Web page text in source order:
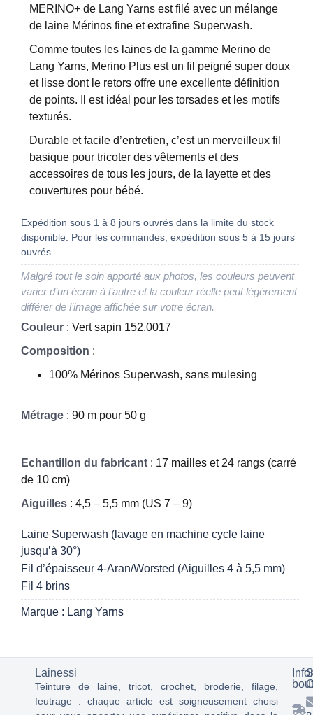
MERINO+ de Lang Yarns est filé avec un mélange
de laine Mérinos fine et extrafine Superwash.
Comme toutes les laines de la gamme Merino de
Lang Yarns, Merino Plus est un fil peigné super doux
et lisse dont le retors offre une excellente définition
de points. Il est idéal pour les torsades et les motifs
texturés.
Durable et facile d’entretien, c’est un merveilleux fil
basique pour tricoter des vêtements et des
accessoires de tous les jours, de la layette et des
couvertures pour bébé.
Expédition sous 1 à 8 jours ouvrés dans la limite du stock
disponible. Pour les commandes, expédition sous 5 à 15 jours
ouvrés.
Malgré tout le soin apporté aux photos, les couleurs peuvent
varier d’un écran à l’autre et la couleur réelle peut légèrement
différer de l’image affichée sur votre écran.
Couleur : Vert sapin 152.0017
Composition :
100% Mérinos Superwash, sans mulesing
Métrage : 90 m pour 50 g
Echantillon du fabricant : 17 mailles et 24 rangs (carré
de 10 cm)
Aiguilles : 4,5 – 5,5 mm (US 7 – 9)
Laine Superwash (lavage en machine cycle laine
jusqu’à 30°)
Fil d’épaisseur 4-Aran/Worsted (Aiguilles 4 à 5,5 mm)
Fil 4 brins
Marque : Lang Yarns
Lainessi
Teinture de laine, tricot, crochet, broderie, filage,
feutrage : chaque article est soigneusement choisi